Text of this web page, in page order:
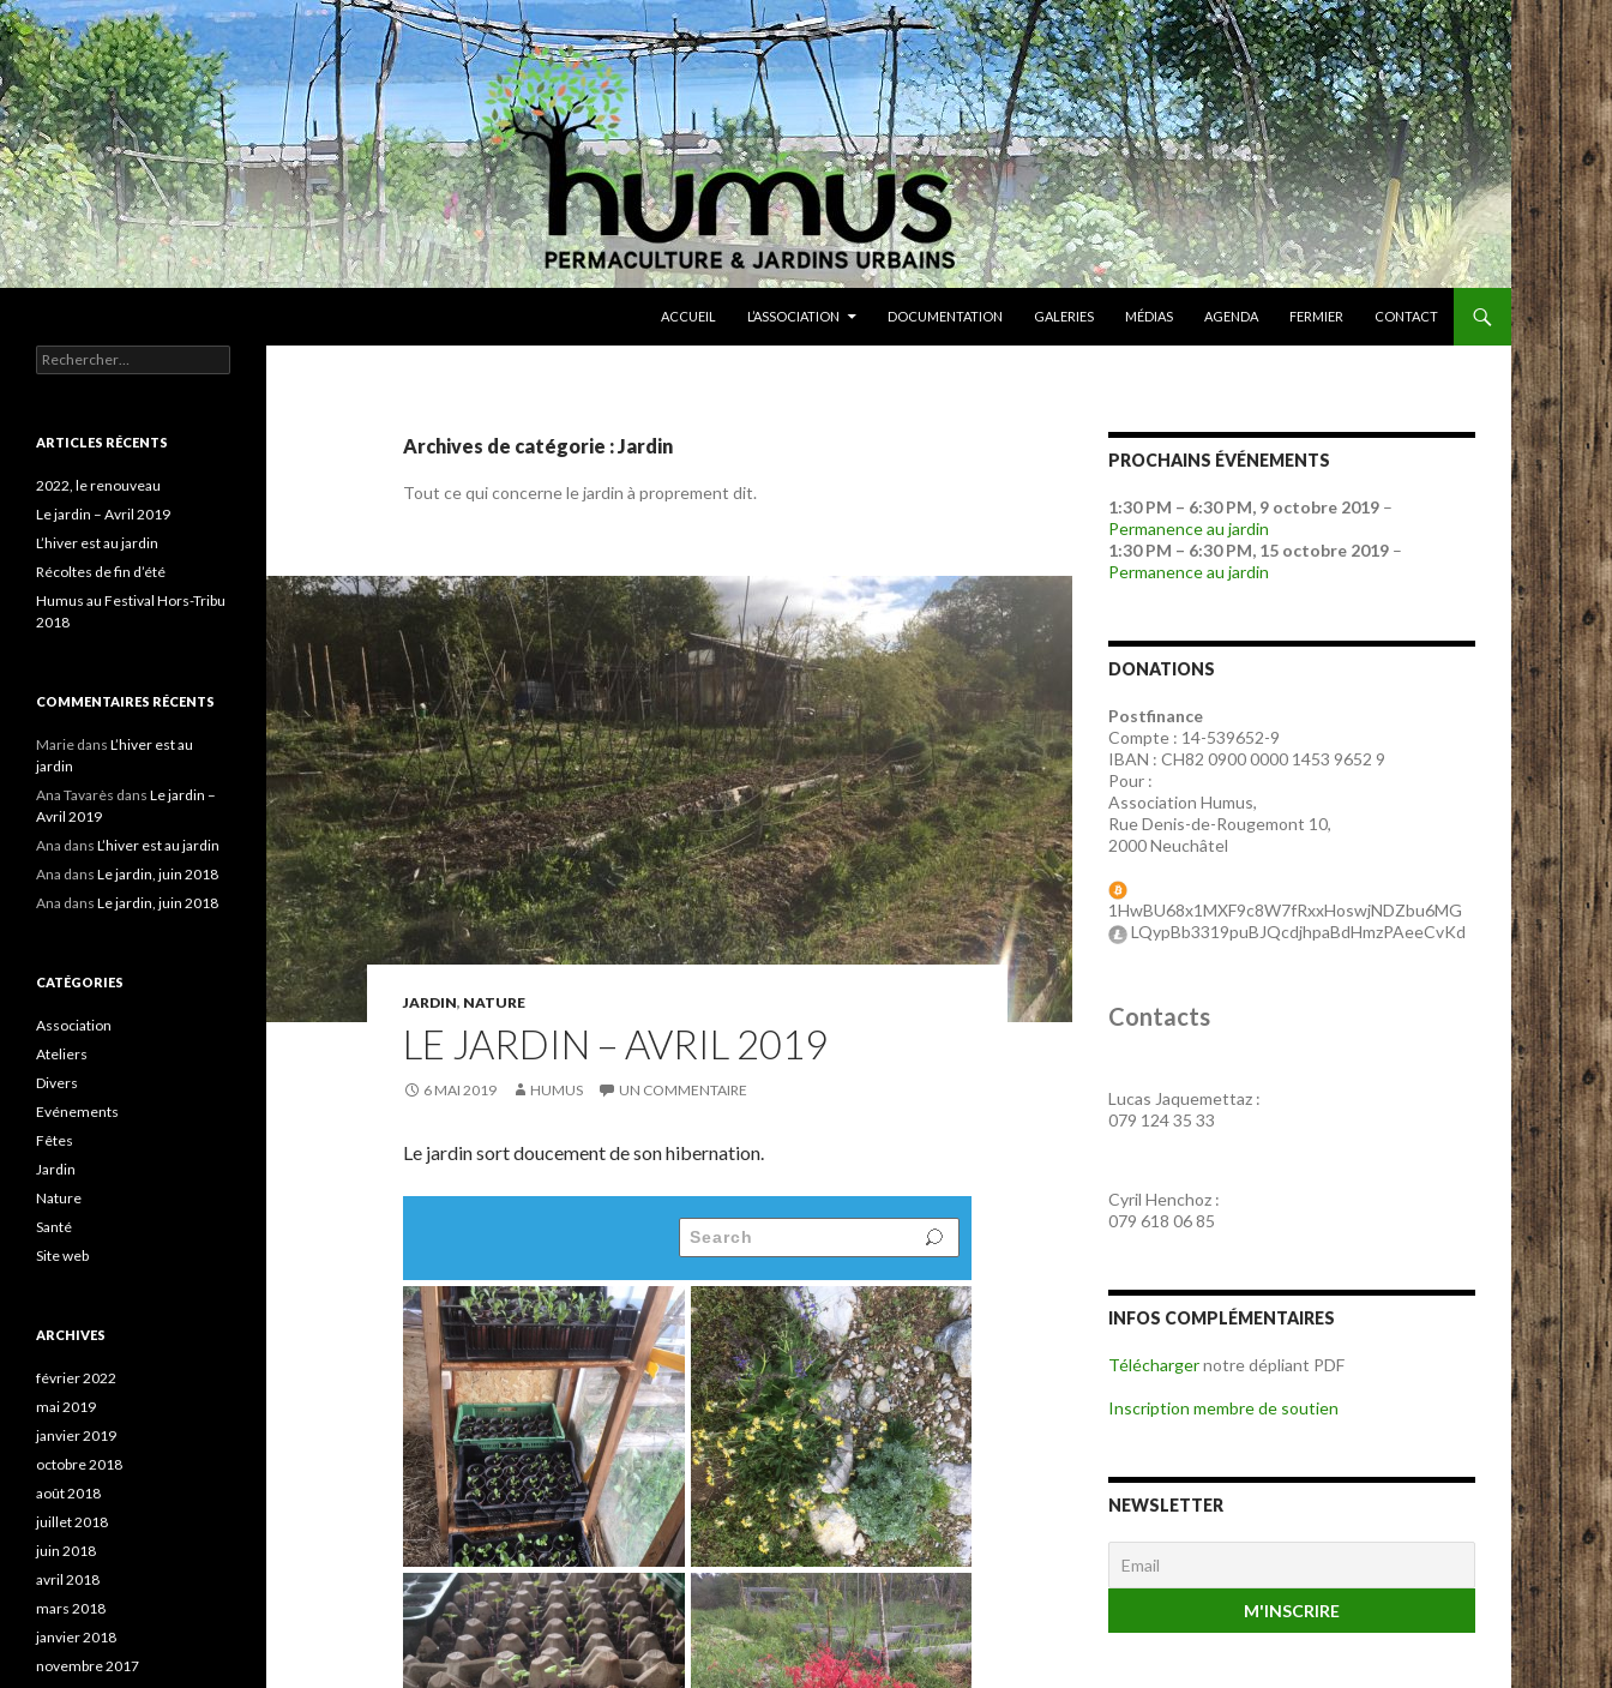
ACCUEIL
L’ASSOCIATION DOCUMENTATION GALERIES MÉDIAS AGENDA FERMIER CONTACT
Archives de catégorie : Jardin
Tout ce qui concerne le jardin à proprement dit.
JARDIN, NATURE
LE JARDIN – AVRIL 2019
6 MAI 2019 HUMUS UN COMMENTAIRE
Le jardin sort doucement de son hibernation.
PROCHAINS ÉVÉNEMENTS
1:30 PM – 6:30 PM, 9 octobre 2019 –
Permanence au jardin
1:30 PM – 6:30 PM, 15 octobre 2019 –
Permanence au jardin
DONATIONS
Postfinance
Compte : 14-539652-9
IBAN : CH82 0900 0000 1453 9652 9
Pour :
Association Humus,
Rue Denis-de-Rougemont 10,
2000 Neuchâtel
1HwBU68x1MXF9c8W7fRxxHoswjNDZbu6MG
LQypBb3319puBJQcdjhpaBdHmzPAeeCvKd
Contacts
Lucas Jaquemettaz :
079 124 35 33
Cyril Henchoz :
079 618 06 85
INFOS COMPLÉMENTAIRES
Téléchargernotre dépliant PDF
Inscription membre de soutien
NEWSLETTER
Association agroécologique
Rechercher :
ARTICLES RÉCENTS
2022, le renouveau
Le jardin – Avril 2019
L’hiver est au jardin
Récoltes de fin d’été
Humus au Festival Hors-Tribu
2018
COMMENTAIRES RÉCENTS
Marie dans L’hiver est au
jardin
Ana Tavarès dans Le jardin –
Avril 2019
Ana dans L’hiver est au jardin
Ana dans Le jardin, juin 2018
Ana dans Le jardin, juin 2018
CATÉGORIES
Association
Ateliers
Divers
Evénements
Fêtes
Jardin
Nature
Santé
Site web
ARCHIVES
février 2022
mai 2019
janvier 2019
octobre 2018
août 2018
juillet 2018
juin 2018
avril 2018
mars 2018
janvier 2018
novembre 2017